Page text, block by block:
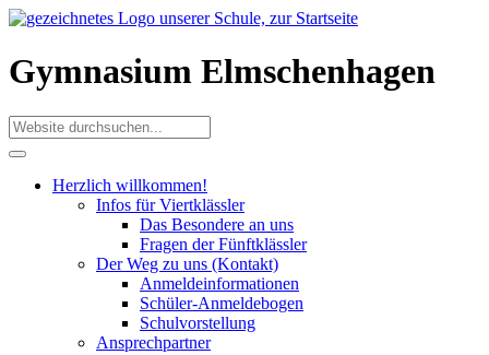
Gymnasium Elmschenhagen
Herzlich willkommen!
Infos für Viertklässler
Das Besondere an uns
Fragen der Fünftklässler
Der Weg zu uns (Kontakt)
Anmeldeinformationen
Schüler-Anmeldebogen
Schulvorstellung
Ansprechpartner